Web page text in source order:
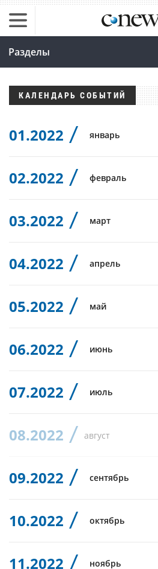
Разделы
КАЛЕНДАРЬ СОБЫТИЙ
01.2022 январь
02.2022 февраль
03.2022 март
04.2022 апрель
05.2022 май
06.2022 июнь
07.2022 июль
08.2022 август
09.2022 сентябрь
10.2022 октябрь
11.2022 ноябрь